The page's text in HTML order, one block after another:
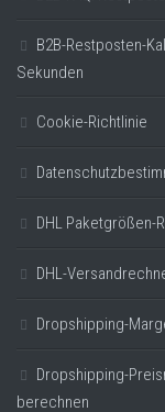
B2B-Restposten-
Sekunden
Cookie-Richtlinie
DHL Paketgrößen-
DHL-
Dropshipping-
Dropshipping-
berechnen